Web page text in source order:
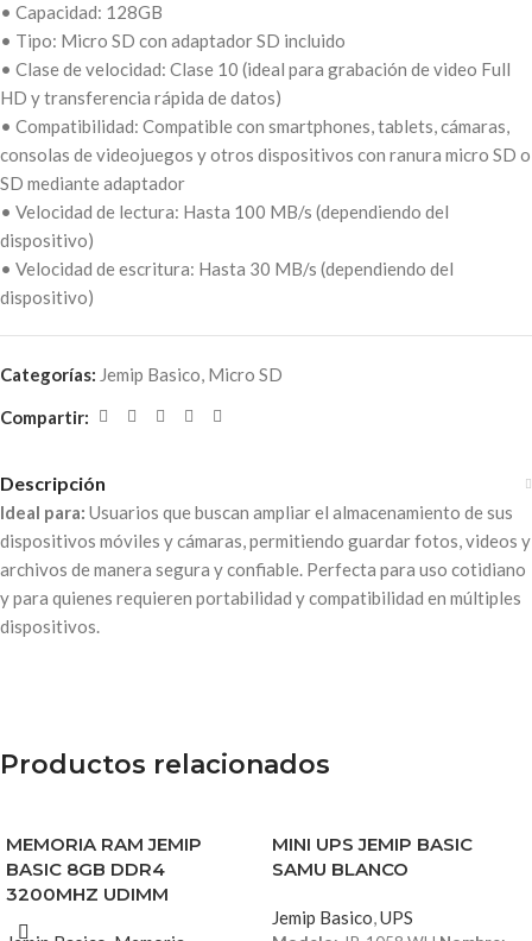
• Capacidad: 128GB
• Tipo: Micro SD con adaptador SD incluido
• Clase de velocidad: Clase 10 (ideal para grabación de video Full
HD y transferencia rápida de datos)
• Compatibilidad: Compatible con smartphones, tablets, cámaras,
consolas de videojuegos y otros dispositivos con ranura micro SD o
SD mediante adaptador
• Velocidad de lectura: Hasta 100 MB/s (dependiendo del
dispositivo)
• Velocidad de escritura: Hasta 30 MB/s (dependiendo del
dispositivo)
Categorías: Jemip Basico, Micro SD
Compartir:
Descripción
Ideal para: Usuarios que buscan ampliar el almacenamiento de sus
dispositivos móviles y cámaras, permitiendo guardar fotos, videos y
archivos de manera segura y confiable. Perfecta para uso cotidiano
y para quienes requieren portabilidad y compatibilidad en múltiples
dispositivos.
Productos relacionados
MEMORIA RAM JEMIP
BASIC 8GB DDR4
3200MHZ UDIMM
MINI UPS JEMIP BASIC
SAMU BLANCO
Jemip Basico,UPS